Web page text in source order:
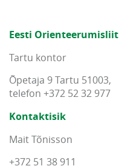
Eesti Orienteerumisliit
Tartu kontor
Õpetaja 9 Tartu 51003,
telefon +372 52 32 977
Kontaktisik
Mait Tõnisson
+372 51 38 911